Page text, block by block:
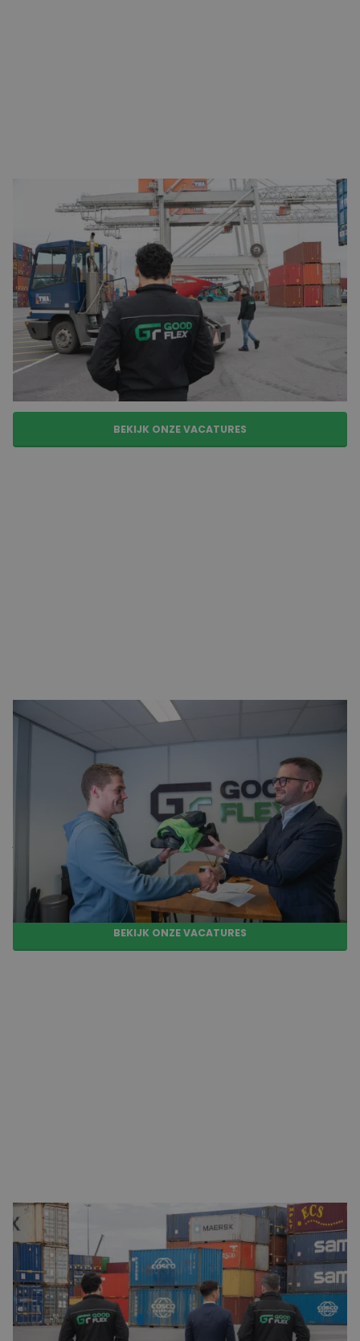
Wat houdt werken in een ploegendienst in?
Veel bedrijven werken met ploegendiensten om de
productie of logistiek 24/7 draaiende te houden. Dit
betekent dat je op wisselende tijden werkt, zoals ochtend-,
middag- of nachtdiensten. In sommige gevallen werk je in
een twee-, drie- of zelfs vijfploegensysteem. Dit vraagt
om een flexibele instelling, maar biedt ook voordelen zoals
extra toeslagen en meer vrije tijd op bepaalde dagen.
Afhankelijk van de sector kan het werk variëren van
machinebediening in een fabriek tot
BEKIJK ONZE VACATURES
Salaris bij ploegendienst vacatures
Het salaris bijploegendienst vacatures
bij reguliere dagdiensten. Dit komt door de
ploegentoeslagen die
bovenophet basisloon komen. De
hoogte van deze toeslagen hangt af van de werktijden en
de sector waarin je werkt. In de vacatures bijGoodFlexzie
je direct wat je kunt verwachten qua salaris en eventuele
extra voordelen, zoals reiskostenvergoeding of
opleidingsmogelijkheden.Zo weet je altijd waar je aan toe
bent!
BEKIJK ONZE VACATURES
Ploegendienst vacatures met uitzicht op een
vast contract
GoodFlex
biedt uitsluitend ploegendienst vacatures die
gericht zijn op langdurige inzetbaarheid. Iedere functie
biedt uitzicht op een vast contract en geeft inzicht in de
doorgroeimogelijkheden binnen de organisatie. Werkgevers